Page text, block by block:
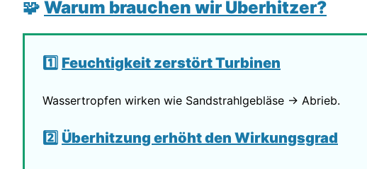
🧩 Warum brauchen wir Überhitzer?
1️⃣ Feuchtigkeit zerstört Turbinen
Wassertropfen wirken wie Sandstrahlgebläse → Abrieb.
2️⃣ Überhitzung erhöht den Wirkungsgrad